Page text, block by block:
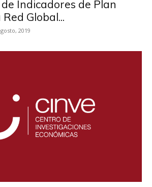
Indicadores de Plan
Global...
2019